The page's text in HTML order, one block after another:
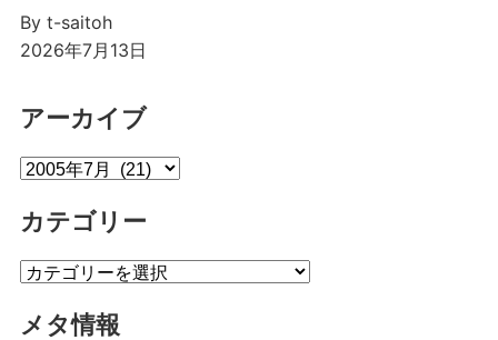
By t-saitoh
2026年7月13日
アーカイブ
ア
カ
ブ
カテゴリー
カ
ゴ
メタ情報